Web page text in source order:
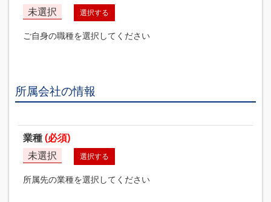
未選択
選択する
ご自身の職種を選択してください
所属会社の情報
業種(必須)
未選択
選択する
所属先の業種を選択してください